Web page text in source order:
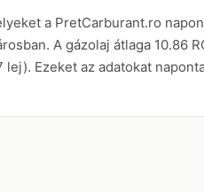
a PretCarburant.ro
A gázolaj átlaga 10.86
lej). Ezeket az adatokat